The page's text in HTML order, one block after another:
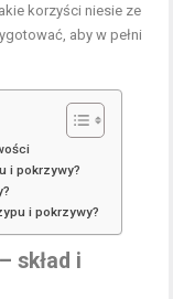
korzyści niesie ze
aby w pełni
i pokrzywy?
i pokrzywy?
skład i